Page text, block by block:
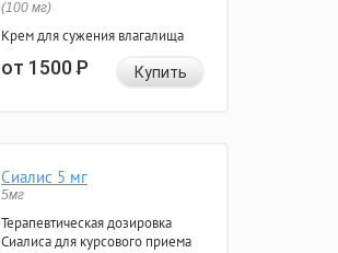
(100 мг)
Крем для сужения влагалища
от 1500Р Купить
Сиалис 5 мг
5мг
Терапевтическая дозировка
Сиалиса для курсового приема